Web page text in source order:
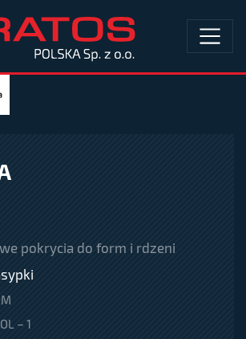
pokrycia do form i rdzeni
– 1